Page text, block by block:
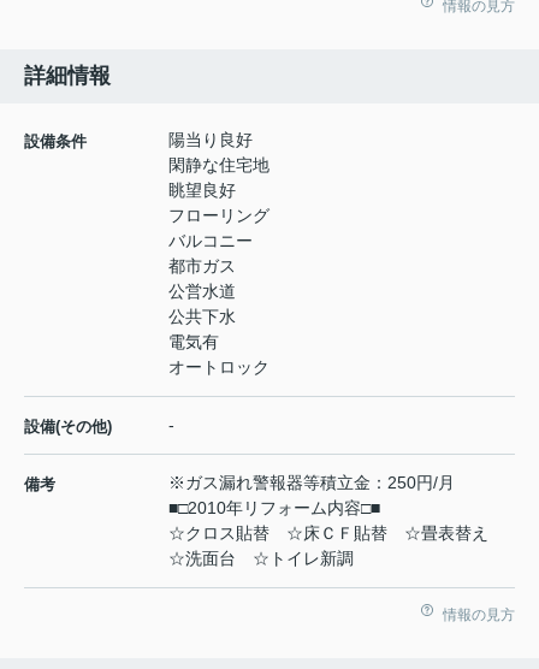
情報の見方
詳細情報
設備条件
陽当り良好
閑静な住宅地
眺望良好
フローリング
バルコニー
都市ガス
公営水道
公共下水
電気有
オートロック
設備(その他) -
備考
※ガス漏れ警報器等積立金：250円/月
■□2010年リフォーム内容□■
☆クロス貼替 ☆床ＣＦ貼替 ☆畳表替え
☆洗面台 ☆トイレ新調
情報の見方